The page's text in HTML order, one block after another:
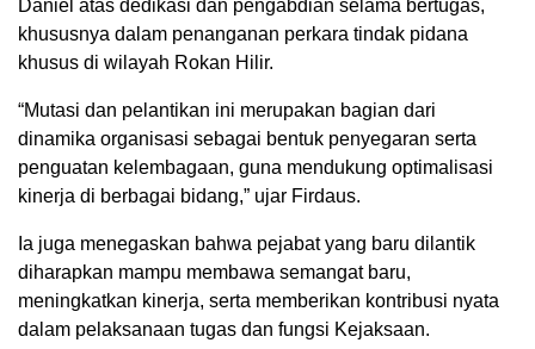
Daniel atas dedikasi dan pengabdian selama bertugas,
khususnya dalam penanganan perkara tindak pidana
khusus di wilayah Rokan Hilir.
“Mutasi dan pelantikan ini merupakan bagian dari
dinamika organisasi sebagai bentuk penyegaran serta
penguatan kelembagaan, guna mendukung optimalisasi
kinerja di berbagai bidang,” ujar Firdaus.
Ia juga menegaskan bahwa pejabat yang baru dilantik
diharapkan mampu membawa semangat baru,
meningkatkan kinerja, serta memberikan kontribusi nyata
dalam pelaksanaan tugas dan fungsi Kejaksaan.